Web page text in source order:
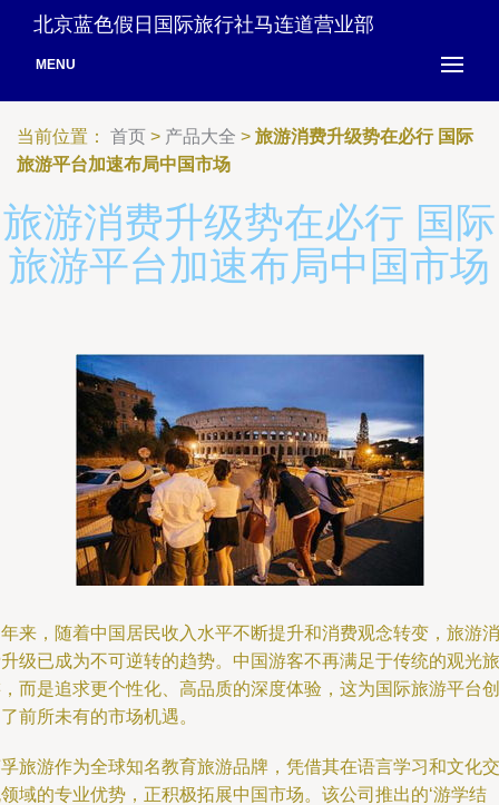
北京蓝色假日国际旅行社马连道营业部
MENU
当前位置： 首页 > 产品大全 > 旅游消费升级势在必行 国际
旅游平台加速布局中国市场
旅游消费升级势在必行 国际
旅游平台加速布局中国市场
来，随着中国居民收入水平不断提升和消费观念转变，旅游消
级已成为不可逆转的趋势。中国游客不再满足于传统的观光旅
而是追求更个性化、高品质的深度体验，这为国际旅游平台创
前所未有的市场机遇。
旅游作为全球知名教育旅游品牌，凭借其在语言学习和文化交
域的专业优势，正积极拓展中国市场。该公司推出的‘游学结